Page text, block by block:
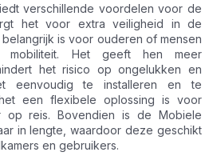
verschillende voordelen voor de
het voor extra veiligheid in de
is voor ouderen of mensen
mobiliteit. Het geeft hen meer
het risico op ongelukken en
eenvoudig te installeren en te
een flexibele oplossing is voor
reis. Bovendien is de Mobiele
in lengte, waardoor deze geschikt
en gebruikers.